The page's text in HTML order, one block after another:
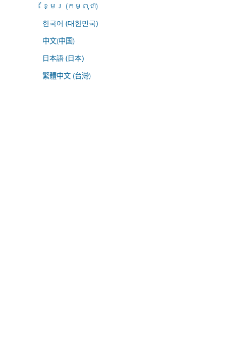
ខ្មែរ (កម្ពុជា)
한국어 (대한민국)
中文(中国)
日本語 (日本)
繁體中文 (台灣)